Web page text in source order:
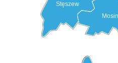
Stęszew